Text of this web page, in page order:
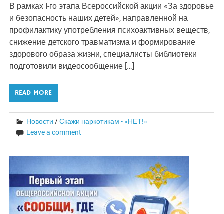
В рамках I-го этапа Всероссийской акции «За здоровье
и безопасность наших детей», направленной на
профилактику употребления психоактивных веществ,
снижение детского травматизма и формирование
здорового образа жизни, специалисты библиотеки
подготовили видеосообщение […]
READ MORE
Новости /Скажи наркотикам - «НЕТ!»
Leave a comment